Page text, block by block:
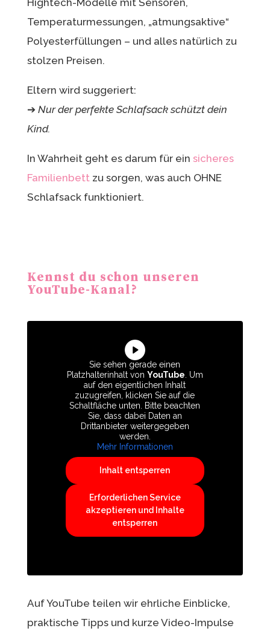
Temperaturmessungen, „atmungsaktive“
Polyesterfüllungen – und alles natürlich zu
stolzen Preisen.
Eltern wird suggeriert:
➔ Nur der perfekte Schlafsack schützt dein
Kind.
In Wahrheit geht es darum für ein sicheres
Familienbettzu sorgen, was auch OHNE
Schlafsack funktioniert.
Kennst du schon unseren
YouTube-Kanal?
Sie sehen gerade einen
Platzhalterinhalt von YouTube . Um
auf den eigentlichen Inhalt
zuzugreifen, klicken Sie auf die
Schaltfläche unten. Bitte beachten
Sie, dass dabei Daten an
Drittanbieter weitergegeben
werden.
Mehr Informationen
Inhalt entsperren
Erforderlichen Service
akzeptieren und Inhalte
entsperren
Auf YouTube teilen wir ehrliche Einblicke,
praktische Tipps und kurze Video-Impulse